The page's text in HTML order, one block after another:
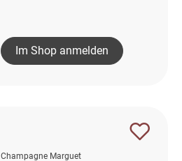
Im Shop anmelden
Champagne Marguet